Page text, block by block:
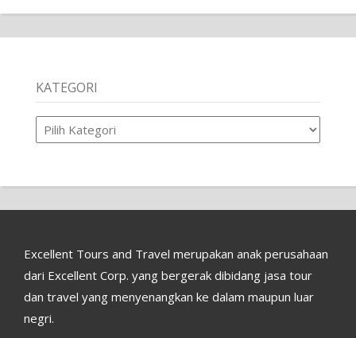
KATEGORI
Kategori
Excellent Tours and Travel merupakan anak perusahaan
dari Excellent Corp. yang bergerak dibidang jasa tour
dan travel yang menyenangkan ke dalam maupun luar
negri.